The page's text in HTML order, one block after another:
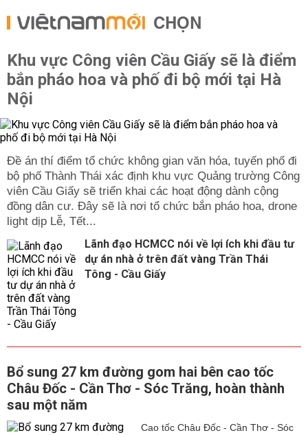
CHỌN
Khu vực Công viên Cầu Giấy sẽ là điểm
bắn pháo hoa và phố đi bộ mới tại Hà
Nội
Đề án thí điểm tổ chức không gian văn hóa, tuyến phố đi
bộ phố Thành Thái xác định khu vực Quảng trường Công
viên Cầu Giấy sẽ triển khai các hoạt động dành cộng
đồng dân cư. Đây sẽ là nơi tổ chức bắn pháo hoa, drone
light dịp Lễ, Tết...
Lãnh đạo HCMCC nói về lợi ích khi đầu tư
dự án nhà ở trên đất vàng Trần Thái
Tông - Cầu Giấy
Bổ sung 27 km đường gom hai bên cao tốc
Châu Đốc - Cần Thơ - Sóc Trăng, hoàn thành
sau một năm
Cao tốc Châu Đốc - Cần Thơ - Sóc